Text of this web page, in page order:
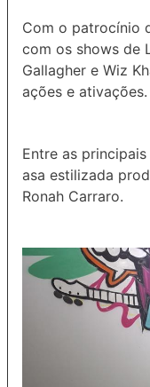
Com o patrocínio
com os shows de
Gallagher e Wiz
ações e ativações.
Entre as
asa estilizada
Ronah Carraro.